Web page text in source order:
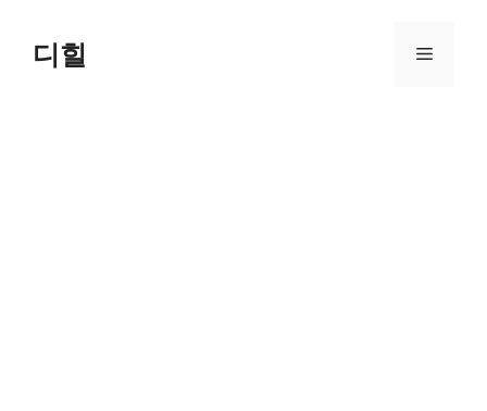
content디힐 Menu